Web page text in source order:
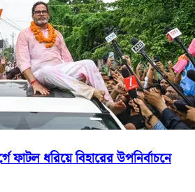
ফাটল ধরিয়ে বিহারের উপনির্বাচনে